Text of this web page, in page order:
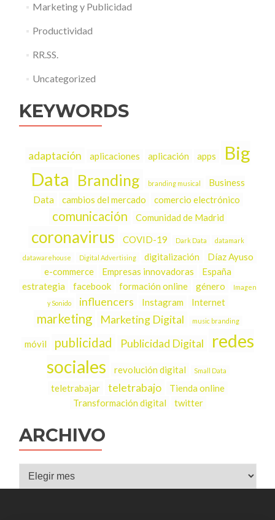
Marketing y Publicidad
Productividad
RR.SS.
Uncategorized
KEYWORDS
adaptación aplicaciones aplicación apps
Big
Data Branding branding musical
Business
Data
cambios del mercado comercio electrónico
comunicación Comunidad de Madrid
coronavirus COVID-19 Dark Data datamark
datawarehouse Digital Advertising digitalización
Díaz Ayuso
e-commerce
Empresas innovadoras
España
estrategia
facebook formación online género
Imagen
y Sonido
influencers Instagram Internet
marketing Marketing Digital music branding
móvil publicidad Publicidad Digital
redes
sociales
revolución digital Small Data
teletrabajar teletrabajo
Tienda online
Transformación digital
twitter
ARCHIVO
Archivo